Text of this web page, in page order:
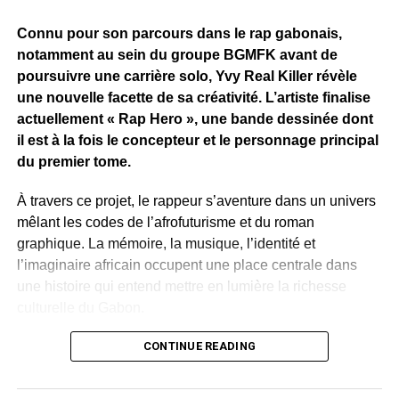
Connu pour son parcours dans le rap gabonais,
notamment au sein du groupe BGMFK avant de
poursuivre une carrière solo, Yvy Real Killer révèle
une nouvelle facette de sa créativité. L’artiste finalise
actuellement « Rap Hero », une bande dessinée dont
il est à la fois le concepteur et le personnage principal
du premier tome.
À travers ce projet, le rappeur s’aventure dans un univers
mêlant les codes de l’afrofuturisme et du roman
graphique. La mémoire, la musique, l’identité et
l’imaginaire africain occupent une place centrale dans
une histoire qui entend mettre en lumière la richesse
Plusieurs artistes gabonais apparaissent dans l’œuvre.
contemporain du pays. Rap, slam, danse, traditions
CONTINUE READING